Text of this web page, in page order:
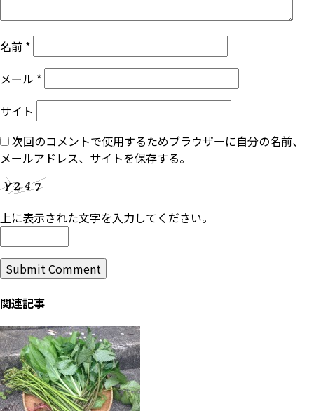
名前 *
メール *
サイト
次回のコメントで使用するためブラウザーに自分の名前、
メールアドレス、サイトを保存する。
上に表示された文字を入力してください。
関連記事